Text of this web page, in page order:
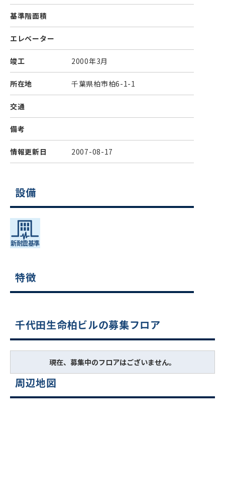
基準階面積
エレベーター
竣工 2000年3月
所在地 千葉県柏市柏6-1-1
交通
備考
情報更新日 2007-08-17
設備
特徴
千代田生命柏ビルの募集フロア
現在、募集中のフロアはございません。
周辺地図